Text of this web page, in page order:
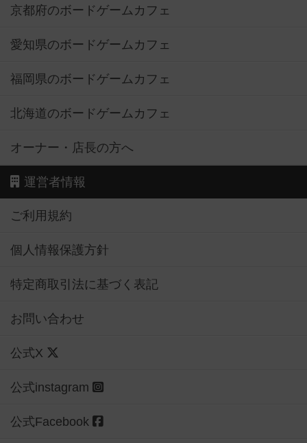
京都府のボードゲームカフェ
愛知県のボードゲームカフェ
福岡県のボードゲームカフェ
北海道のボードゲームカフェ
オーナー・店長の方へ
運営者情報
ご利用規約
個人情報保護方針
特定商取引法に基づく表記
お問い合わせ
公式X
公式instagram
公式Facebook